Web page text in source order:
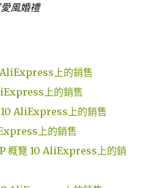
風婚禮
上的銷售
上的銷售
AliExpress上的銷售
上的銷售
概覽 10 AliExpress上的銷